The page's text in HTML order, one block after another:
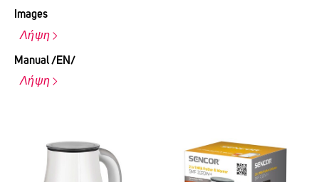
Images
Λήψη
Manual /EN/
Λήψη